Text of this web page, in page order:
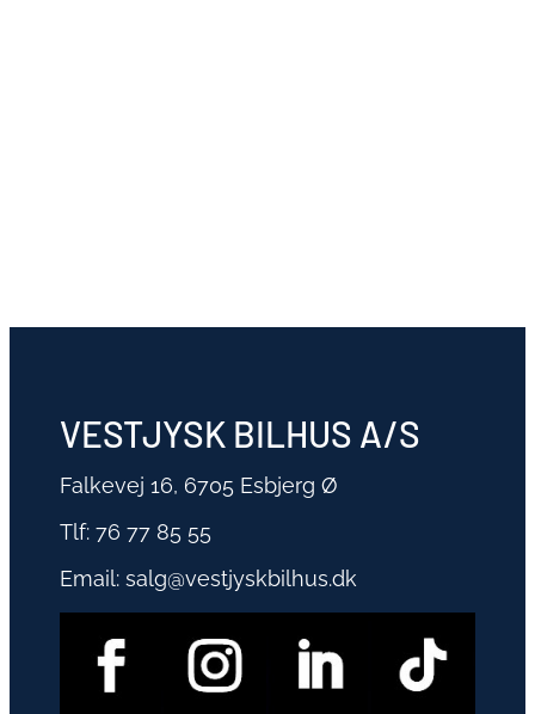
VESTJYSK BILHUS A/S
Falkevej 16, 6705 Esbjerg Ø
Tlf: 76 77 85 55
Email: salg@vestjyskbilhus.dk